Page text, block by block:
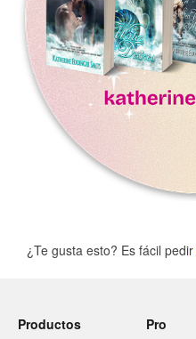
¿Te gusta esto? Es fácil pedir
Productos
Pro